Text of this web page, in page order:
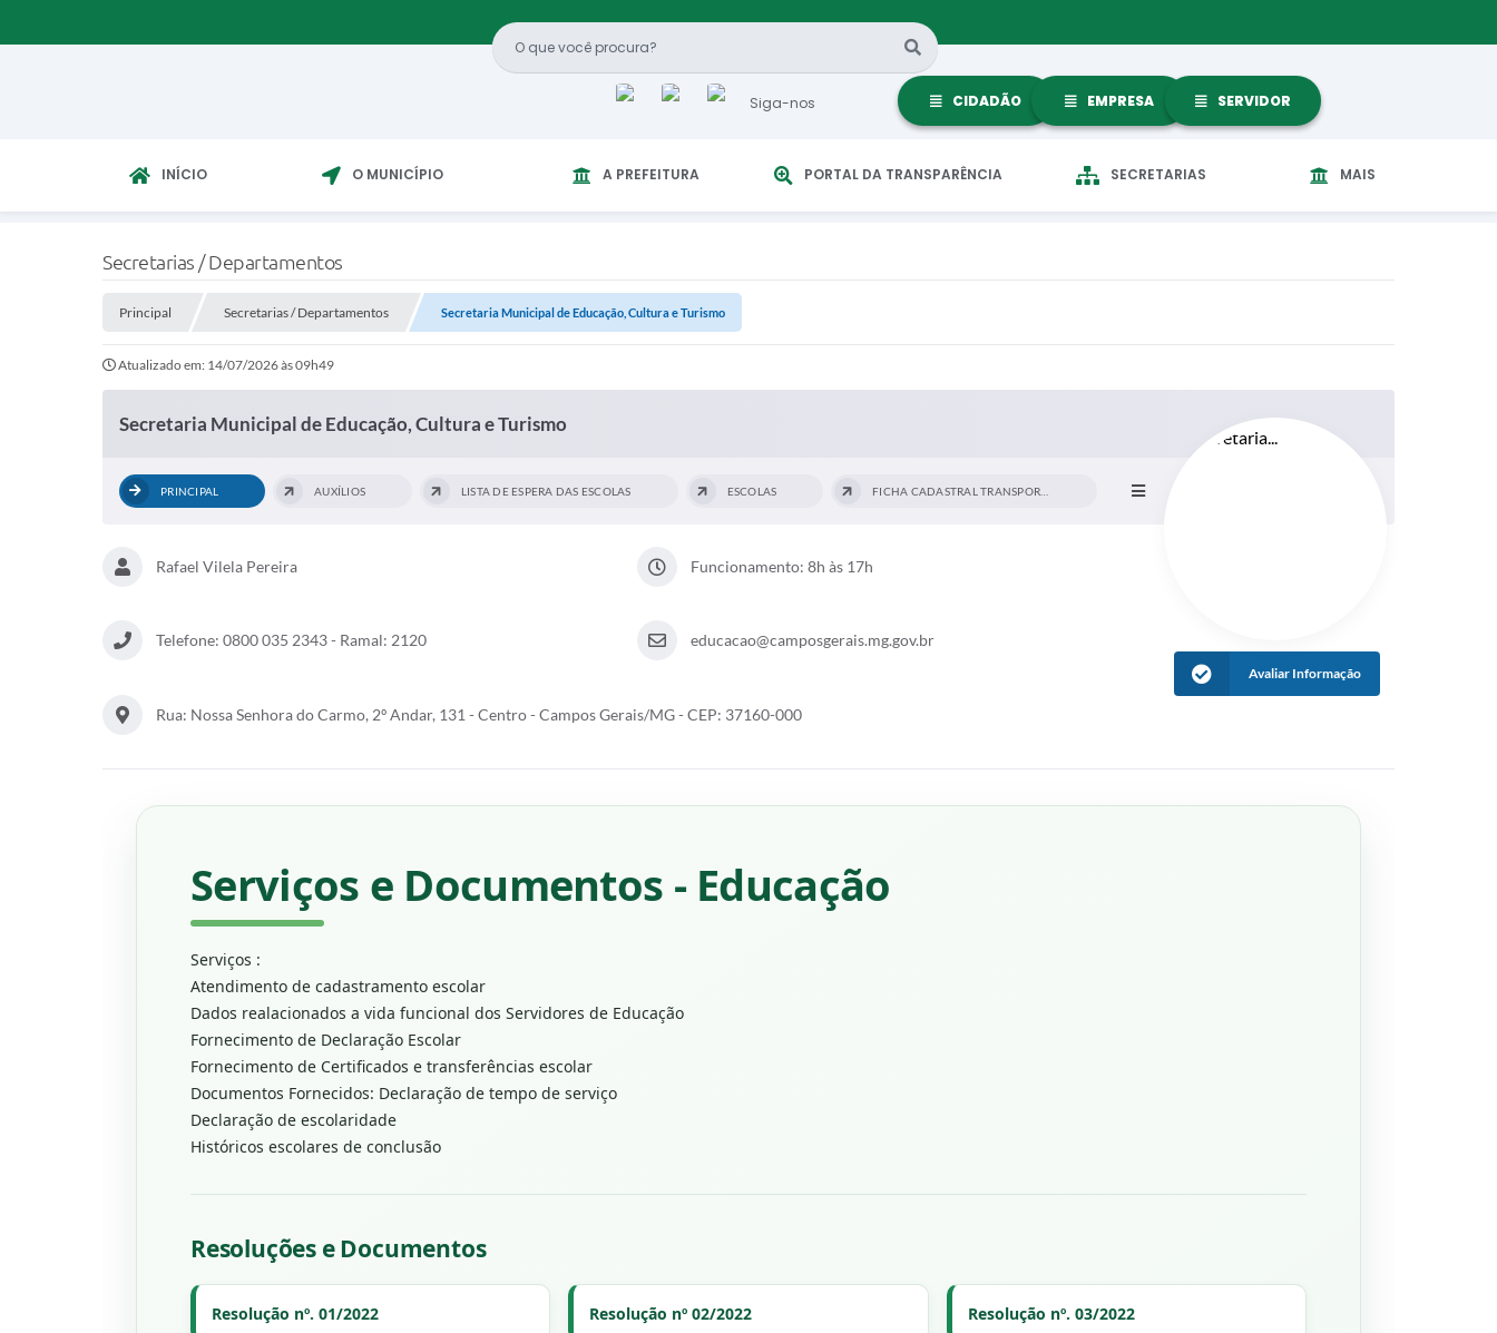
Siga-nos CIDADÃO EMPRESA SERVIDOR
INÍCIO O MUNICÍPIO A PREFEITURA PORTAL DA TRANSPARÊNCIA SECRETARIAS MAIS
Secretarias / Departamentos
Principal Secretarias / Departamentos Secretaria Municipal de Educação, Cultura e Turismo
Atualizado em: 14/07/2026 às 09h49
Secretaria Municipal de Educação, Cultura e Turismo
PRINCIPAL AUXÍLIOS LISTA DE ESPERA DAS ESCOLAS ESCOLAS
Rafael Vilela Pereira Funcionamento: 8h às 17h
Telefone: 0800 035 2343 - Ramal: 2120 educacao@camposgerais.mg.gov.br
Rua: Nossa Senhora do Carmo, 2º Andar, 131 - Centro - Campos Gerais/MG - CEP: 37160-000
Avaliar Informação
Serviços e Documentos - Educação
Serviços :
Atendimento de cadastramento escolar
Dados realacionados a vida funcional dos Servidores de Educação
Fornecimento de Declaração Escolar
Fornecimento de Certificados e transferências escolar
Documentos Fornecidos: Declaração de tempo de serviço
Declaração de escolaridade
Históricos escolares de conclusão
Resoluções e Documentos
Resolução nº. 01/2022 Resolução nº 02/2022 Resolução nº. 03/2022